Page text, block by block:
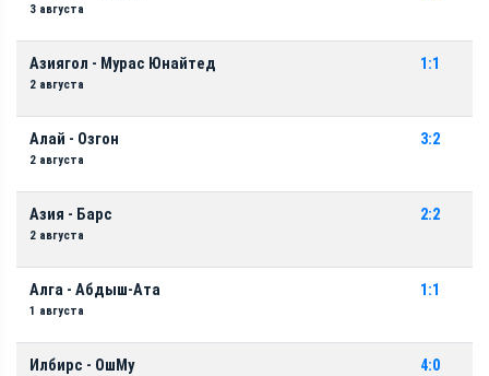
3 августа
Азиягол - Мурас Юнайтед
2 августа
1:1
Алай - Озгон
2 августа
3:2
Азия - Барс
2 августа
2:2
Алга - Абдыш-Ата
1 августа
1:1
Илбирс - ОшМу 4:0